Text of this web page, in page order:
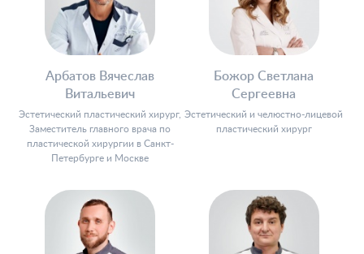
Арбатов Вячеслав
Витальевич
Эстетический пластический хирург,
Заместитель главного врача по
пластической хирургии в Санкт-
Петербурге и Москве
Божор Светлана
Сергеевна
Эстетический и челюстно-лицевой
пластический хирург